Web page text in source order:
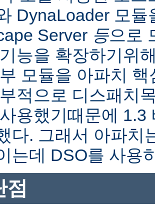
DynaLoader 모듈
Server 등으로
능을 확장하기위
모듈을 아파치
적으로 디스패치
용했기때문에 1.3
다. 그래서 아파치
는데 DSO를 사용
점